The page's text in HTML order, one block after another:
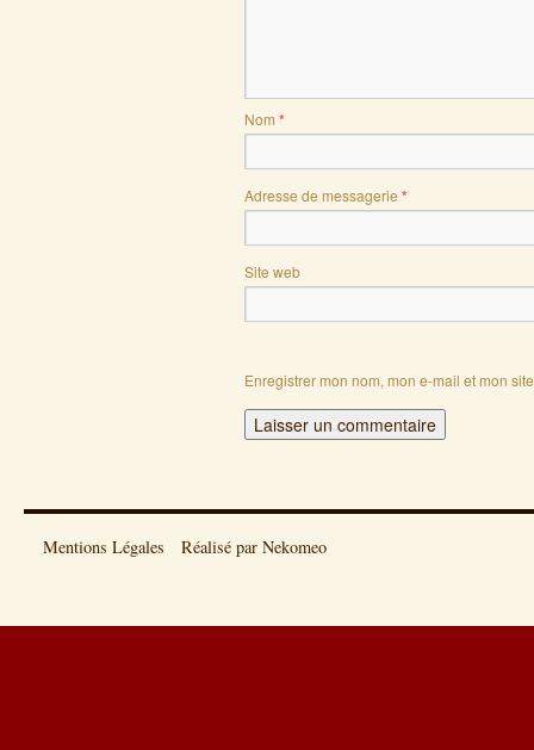
Nom *
Adresse de messagerie *
Site web
Enregistrer mon nom, mon e-mail et mon
Mentions Légales Réalisé par Nekomeo